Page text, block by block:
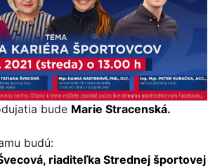
bude Marie Stracenská.
budú:
riaditeľka Strednej športovej